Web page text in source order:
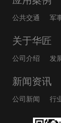
公共交通 军
关于华匠
公司介绍 发
新闻资讯
公司新闻 行